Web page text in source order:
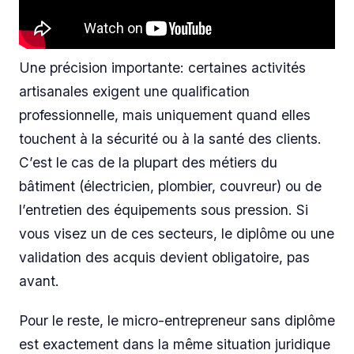
Une précision importante: certaines activités
artisanales exigent une qualification
professionnelle, mais uniquement quand elles
touchent à la sécurité ou à la santé des clients.
C’est le cas de la plupart des métiers du
bâtiment (électricien, plombier, couvreur) ou de
l’entretien des équipements sous pression. Si
vous visez un de ces secteurs, le diplôme ou une
validation des acquis devient obligatoire, pas
avant.
Pour le reste, le micro-entrepreneur sans diplôme
est exactement dans la même situation juridique